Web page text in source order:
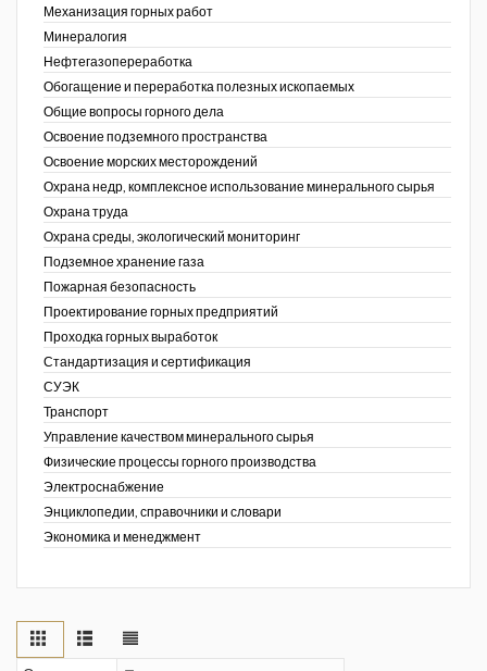
Механизация горных работ
Минералогия
Нефтегазопереработка
Обогащение и переработка полезных ископаемых
Общие вопросы горного дела
Освоение подземного пространства
Освоение морских месторождений
Охрана недр, комплексное использование минерального сырья
Охрана труда
Охрана среды, экологический мониторинг
Подземное хранение газа
Пожарная безопасность
Проектирование горных предприятий
Проходка горных выработок
Стандартизация и сертификация
СУЭК
Транспорт
Управление качеством минерального сырья
Физические процессы горного производства
Электроснабжение
Энциклопедии, справочники и словари
Экономика и менеджмент